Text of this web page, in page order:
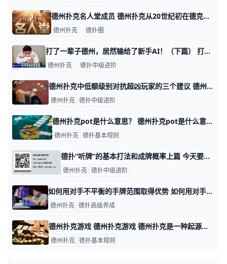
德州扑克名人堂成员 德州扑克从20世纪初在德克萨斯洛布小镇诞生到2020年的现在，每年都会举行一次的WSOP（世界扑克大赛），伴随着德州扑克的发展，涌现出了许多
德州扑克 德扑圈
打了一辈子德州，居然输给了新手AI！（下篇） 打了一辈子德州，居然输给了新手AI！（上篇）：https://www.moshike.com/a/347.html 此时，对B而言，就是一个不
德州扑克 德扑中级进阶
德州扑克中低额级别对抗超凶玩家的三个建议 德州扑克中低额级别对抗超凶玩家的三个建议 即便是扑克游戏问世的初期阶段，好的玩家们都知道赢下底池就必须要打得激进。和其他的建议一样，这种使用激
德州扑克 德扑中级进阶
德州扑克pot是什么意思？ 德州扑克pot是什么意思？ Pot，英文直译为“锅”、“容器”，而Pot在德州扑克游戏中的意思则为“底池”，如Pot-Limit，意为：允许加
德州扑克 德扑基本规则
德扑“听牌”的基本打法和成牌概率上篇 今天要解答的是粉丝“为你唱首歌”关于听牌打法的疑问。“听牌”是德扑中让人欢喜让人忧的情况，看上去充满希望，结局却不一定每次都能美梦成真。看完
德州扑克 德扑中级进阶
如何用对手不平衡的手牌范围取得优势 如何用对手不平衡的手牌范围取得优势 最近我在一场低额买入锦标赛的早期遇到一手牌。当时的盲注级别为50/100,我有11640的筹码量，我对之后
德州扑克 德扑高级养成
德州扑克游戏 德州扑克游戏 德州扑克是一种起源于美国德克萨斯州的扑克游戏，被广泛认为是当今最流行的扑克游戏之一。 在这篇文章中，我们将从德州扑克的发展历程、基
德州扑克 德扑基本规则